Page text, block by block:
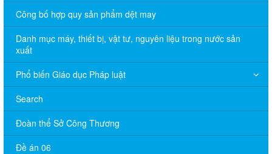
Công bố hợp quy sản phẩm dệt may
Danh mục máy, thiết bị, vật tư, nguyên liệu trong nước sản
xuất
Phổ biến Giáo dục Pháp luật
Search
Đoàn thể Sở Công Thương
Đề án 06